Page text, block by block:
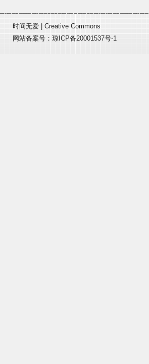
时间无爱
Creative Commons
网站备案号： 琼ICP备20001537号-1